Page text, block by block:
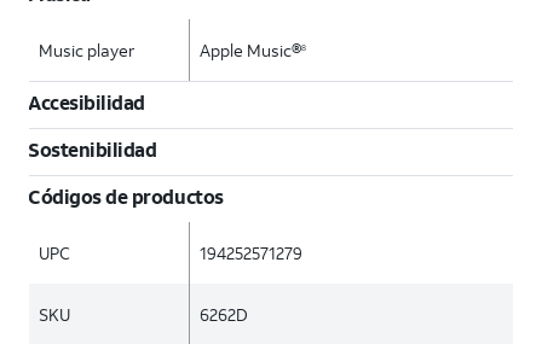
Music player Apple Music®8
Accesibilidad
Sostenibilidad
Códigos de productos
UPC 194252571279
SKU 6262D